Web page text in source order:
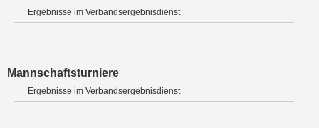
Ergebnisse im Verbandsergebnisdienst
Mannschaftsturniere
Ergebnisse im Verbandsergebnisdienst